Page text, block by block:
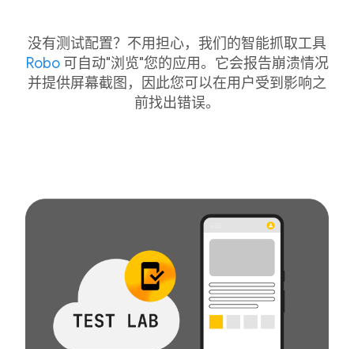
没有测试配置？不用担心，我们的智能抓取工具
Robo可自动"浏览"您的应用。它会报告崩溃情况
并提供屏幕截图，因此您可以在用户受到影响之
前找出错误。